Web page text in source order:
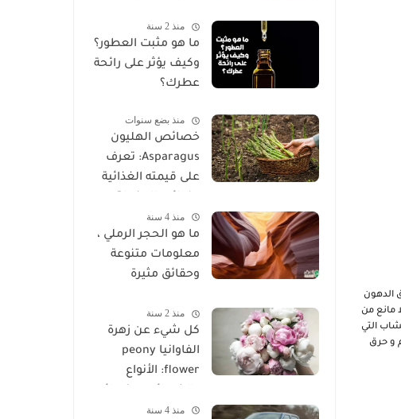
منذ 2 سنة
ما هو مثبت العطور؟
وكيف يؤثر على رائحة
عطرك؟
منذ بضع سنوات
خصائص الهليون
Asparagus: تعرف
على قيمته الغذائية
منذ 4 سنة
ما هو الحجر الرملي ،
معلومات متنوعة
وحقائق مثيرة
الرملي
منذ 2 سنة
كل شيء عن زهرة
الفاوانيا peony
flower: الأنواع
الزراعة
منذ 4 سنة